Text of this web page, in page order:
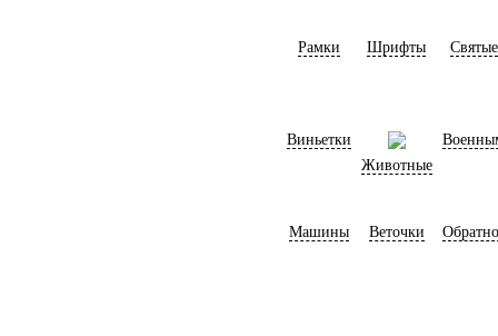
Рамки Шрифты Святые
Виньетки
Животные
Машины Веточки